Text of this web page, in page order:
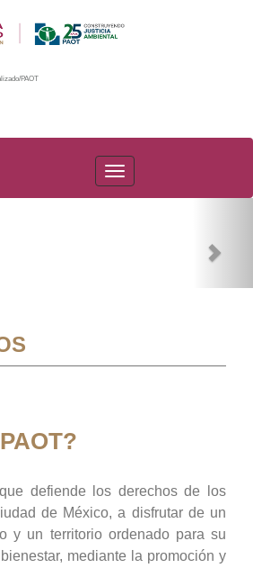
PAOT
PAOT
defiende los derechos de los
de México, a disfrutar de un
y un territorio ordenado para su
mediante la promoción y